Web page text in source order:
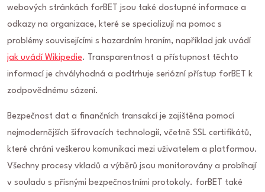
webových stránkách forBET jsou také dostupné informace a
odkazy na organizace, které se specializují na pomoc s
problémy souvisejícími s hazardním hraním, například jak uvádí
jak uvádí Wikipedie. Transparentnost a přístupnost těchto
informací je chvályhodná a podtrhuje seriózní přístup forBET k
zodpovědnému sázení.
Bezpečnost dat a finančních transakcí je zajištěna pomocí
nejmodernějších šifrovacích technologií, včetně SSL certifikátů,
které chrání veškerou komunikaci mezi uživatelem a platformou.
Všechny procesy vkladů a výběrů jsou monitorovány a probíhají
v souladu s přísnými bezpečnostními protokoly. forBET také